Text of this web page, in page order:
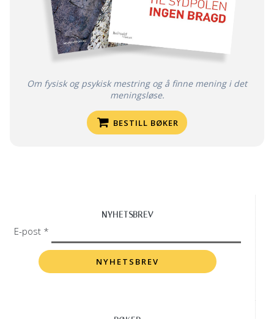
Om fysisk og psykisk mestring og å finne mening i det
meningsløse.
BESTILL BØKER
NYHETSBREV
E-post *